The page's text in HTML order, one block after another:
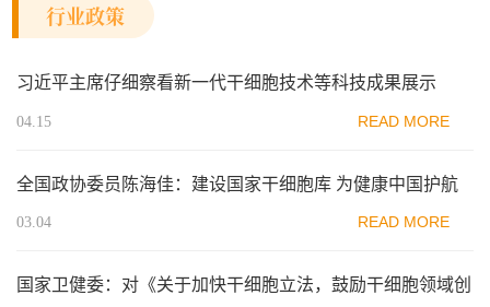
行业政策
习近平主席仔细察看新一代干细胞技术等科技成果展示
04.15 READ MORE
全国政协委员陈海佳：建设国家干细胞库 为健康中国护航
03.04 READ MORE
国家卫健委：对《关于加快干细胞立法，鼓励干细胞领域创